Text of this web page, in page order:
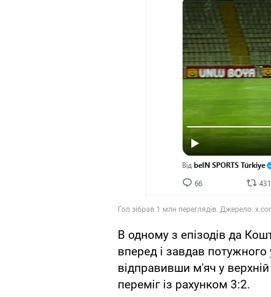
В одному з епізодів да
вперед і завдав потужного
відправивши м'яч у верхній
переміг із рахунком 3:2.